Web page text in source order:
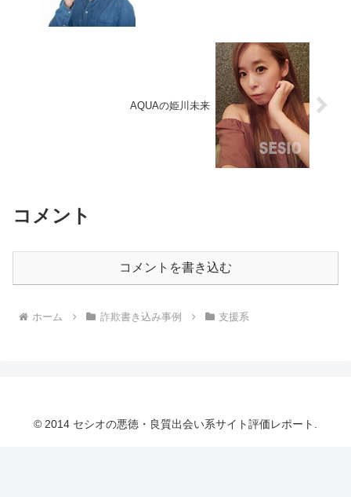
AQUAの姫川未来
コメント
コメントを書き込む
ホーム 詐欺書き込み事例 支援系
© 2014 セシオの悪徳・良質出会い系サイト評価レポート.